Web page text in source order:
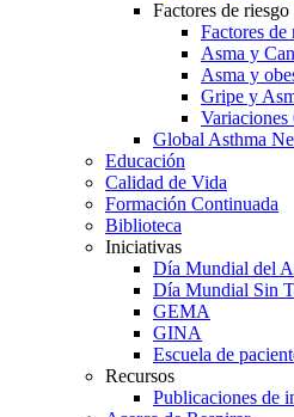
Factores de riesgo
Factores de
Asma y
Asma y
Gripe y
Variaciones
Global Asthma
Educación
Calidad de Vida
Formación Continuada
Biblioteca
Iniciativas
Día Mundial del
Día Mundial Sin
GEMA
GINA
Escuela de
Recursos
Publicaciones de